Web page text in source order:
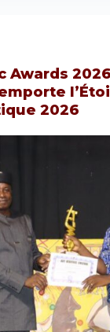
Awards
2026